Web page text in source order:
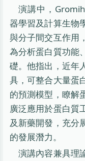
演講中，
器學習及計算生物
與分子間交互作用
為分析蛋白質功能
礎。他指出，近年
具，可整合大量蛋
的預測模型，瞭解
廣泛應用於蛋白質
及新藥開發，充分
的發展潛力。
演講內容兼具理